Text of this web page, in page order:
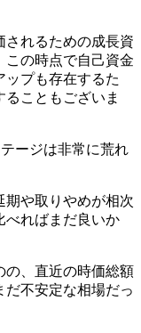
されるための成長資
この時点で自己資金
ップも存在するた
こともございま
ージは非常に荒れ
期や取りやめが相次
べればまだ良いか
の、直近の時価総額
だ不安定な相場だっ